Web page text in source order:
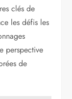
clés de
les défis les
perspective
de